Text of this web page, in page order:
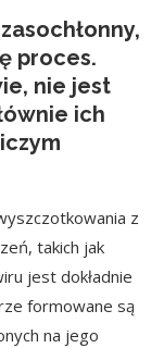
proces.
nie jest
ich
z
takich jak
jest dokładnie
formowane są
na jego